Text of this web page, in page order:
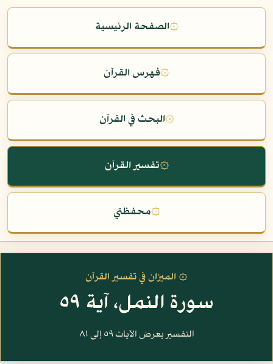
۞الصفحة الرئيسية
۞فهرس القرآن
۞البحث في القرآن
۞تفسير القرآن
۞محفظتي
۞ الميزان في تفسير القرآن
سورة النمل، آية ٥٩
التفسير يعرض الآيات ٥٩ إلى ٨١